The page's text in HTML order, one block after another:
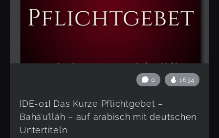
0 1634
[DE-01] Das Kurze Pflichtgebet –
Bahá’u’lláh – auf arabisch mit deutschen
Untertiteln